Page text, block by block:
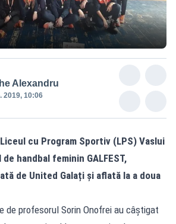
Alexandru
2019, 10:06
cu Program Sportiv (LPS) Vaslui
handbal feminin GALFEST,
de United Galați și aflată la a doua
de profesorul Sorin Onofrei au câștigat